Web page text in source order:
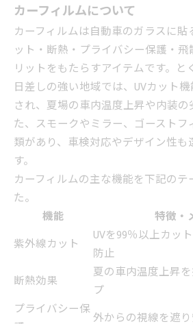
カーフィルムについて
カーフィルムは自動車のガラスに貼
ット・断熱・プライバシー保護・
リットをもたらすアイテムです。と
日差しの強い地域では、UVカット
され、夏場の車内温度上昇や内装の
た、スモークやミラー、ゴースト
類があり、車検対応やデザイン性も
す。
カーフィルムの主な機能を下記のテ
た。
機能
特徴・
紫外線カット
UVを99％以上カッ
防止
断熱効果
夏の車内温度上昇
プ
プライバシー保外からの視線を遮